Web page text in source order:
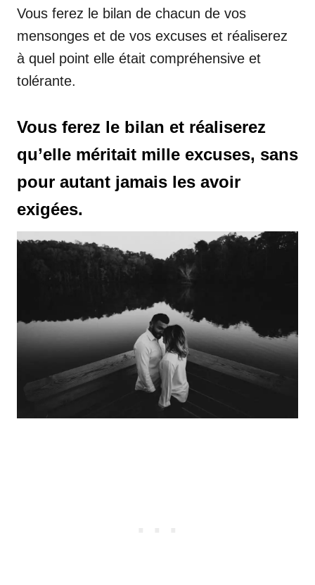
Vous ferez le bilan de chacun de vos
mensonges et de vos excuses et réaliserez
à quel point elle était compréhensive et
tolérante.
Vous ferez le bilan et réaliserez
qu’elle méritait mille excuses, sans
pour autant jamais les avoir
exigées.